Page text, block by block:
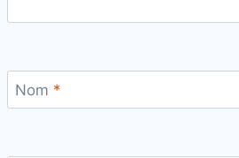
Nom *